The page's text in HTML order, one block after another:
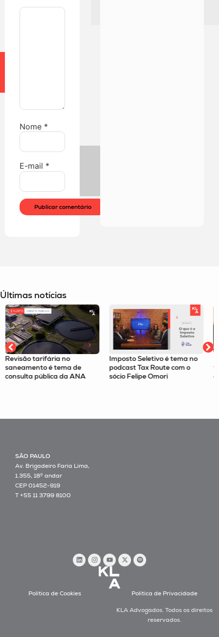
Nome *
E-mail *
Últimas notícias
Imposto Seletivo é tema no
podcast Tax Route com o
sócio Felipe Omori
Filtro da relevância passa a
valer para recursos
especiais no STJ
SÃO PAULO
Av. Brigadeiro Faria Lima,
1.355, 18º andar
CEP 01452-919
T +55 11 3799 8100
Política de Cookies Política de Privacidade
KLA Advogados. Todos os direitos
reservados.